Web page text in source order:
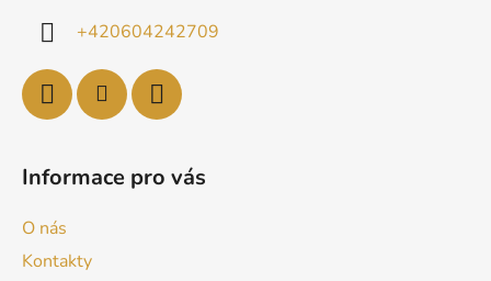
+420604242709
Informace pro vás
O nás
Kontakty